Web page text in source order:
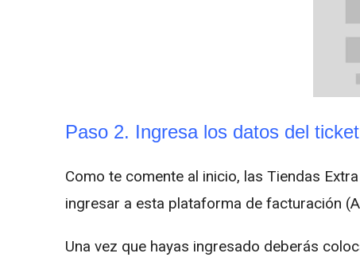
Paso 2. Ingresa los datos del
Como te comente al inicio, las Tiendas
ingresar a esta plataforma de facturación
Una vez que hayas ingresado deberás